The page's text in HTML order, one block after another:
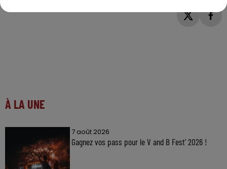
À LA UNE
7 août 2026
Gagnez vos pass pour le V and B Fest' 2026 !